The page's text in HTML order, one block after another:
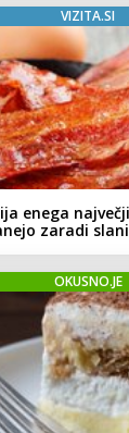
VIZITA.SI
enega
zaradi
OKUSNO.JE